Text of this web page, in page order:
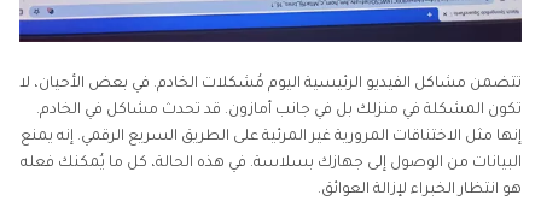
تتضمن مشاكل الفيديو الرئيسية اليوم مُشكلات الخادم. في بعض الأحيان، لا
تكون المشكلة في منزلك بل في جانب أمازون. قد تحدث مشاكل في الخادم.
إنها مثل الاختناقات المرورية غير المرئية على الطريق السريع الرقمي. إنه يمنع
البيانات من الوصول إلى جهازك بسلاسة. في هذه الحالة، كل ما يُمكنك فعله
هو انتظار الخبراء لإزالة العوائق.